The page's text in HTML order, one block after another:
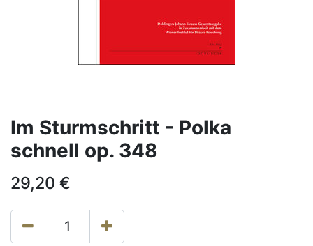
Im Sturmschritt - Polka
schnell op. 348
29,20 €